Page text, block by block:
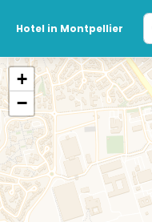
Hotel in Montpellier
+
−